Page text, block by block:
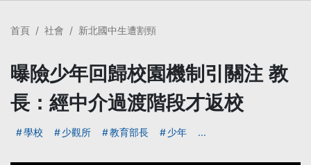
首頁 社會 新北國中生遭割頸
曝險少年回歸校園機制引關注 教
長：經中介過渡階段才返校
學校 少觀所 教育部長 少年 ...